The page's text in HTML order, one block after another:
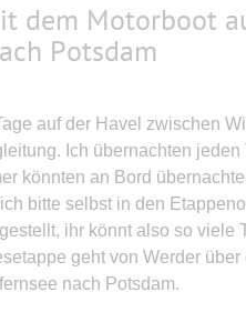
dem Motorboot
Potsdam
auf der Havel zwischen
Ich übernachten
könnten an Bord
bitte selbst in den
ihr könnt also so viele
geht von Werder
nach Potsdam.